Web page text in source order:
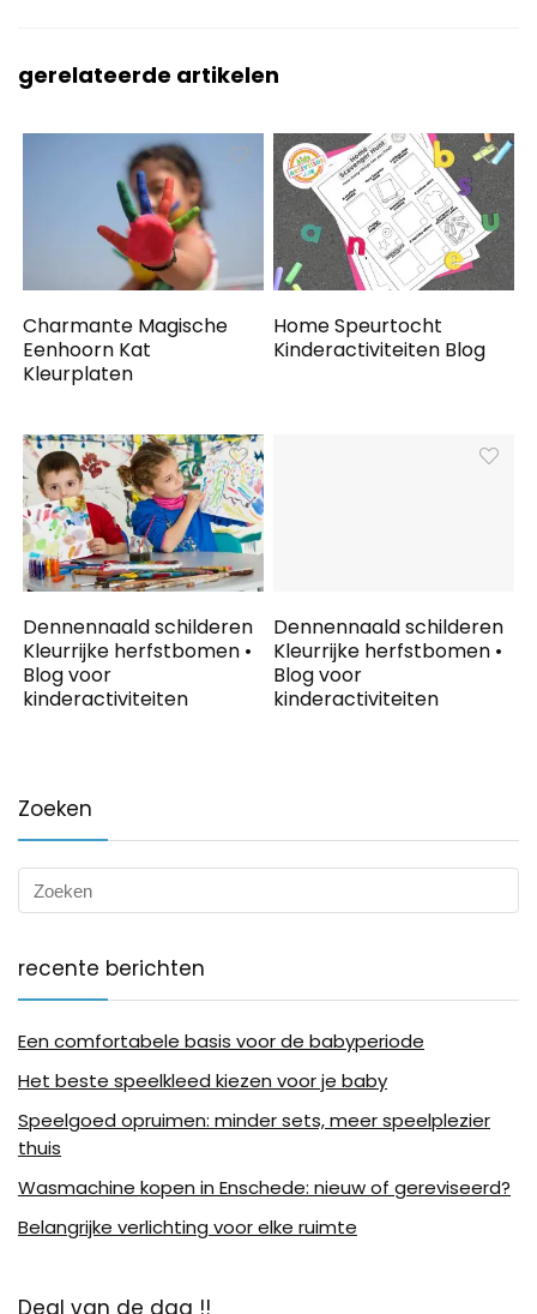
gerelateerde artikelen
Charmante Magische
Eenhoorn Kat
Kleurplaten
Home Speurtocht
Kinderactiviteiten Blog
Dennennaald schilderen
Kleurrijke herfstbomen •
Blog voor
kinderactiviteiten
Dennennaald schilderen
Kleurrijke herfstbomen •
Blog voor
kinderactiviteiten
Zoeken
recente berichten
Een comfortabele basis voor de babyperiode
Het beste speelkleed kiezen voor je baby
Speelgoed opruimen: minder sets, meer speelplezier
thuis
Wasmachine kopen in Enschede: nieuw of gereviseerd?
Belangrijke verlichting voor elke ruimte